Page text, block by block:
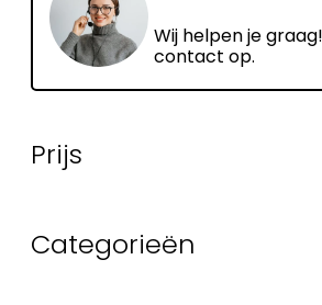
Wij helpen je
contact op.
Prijs
Categorieën